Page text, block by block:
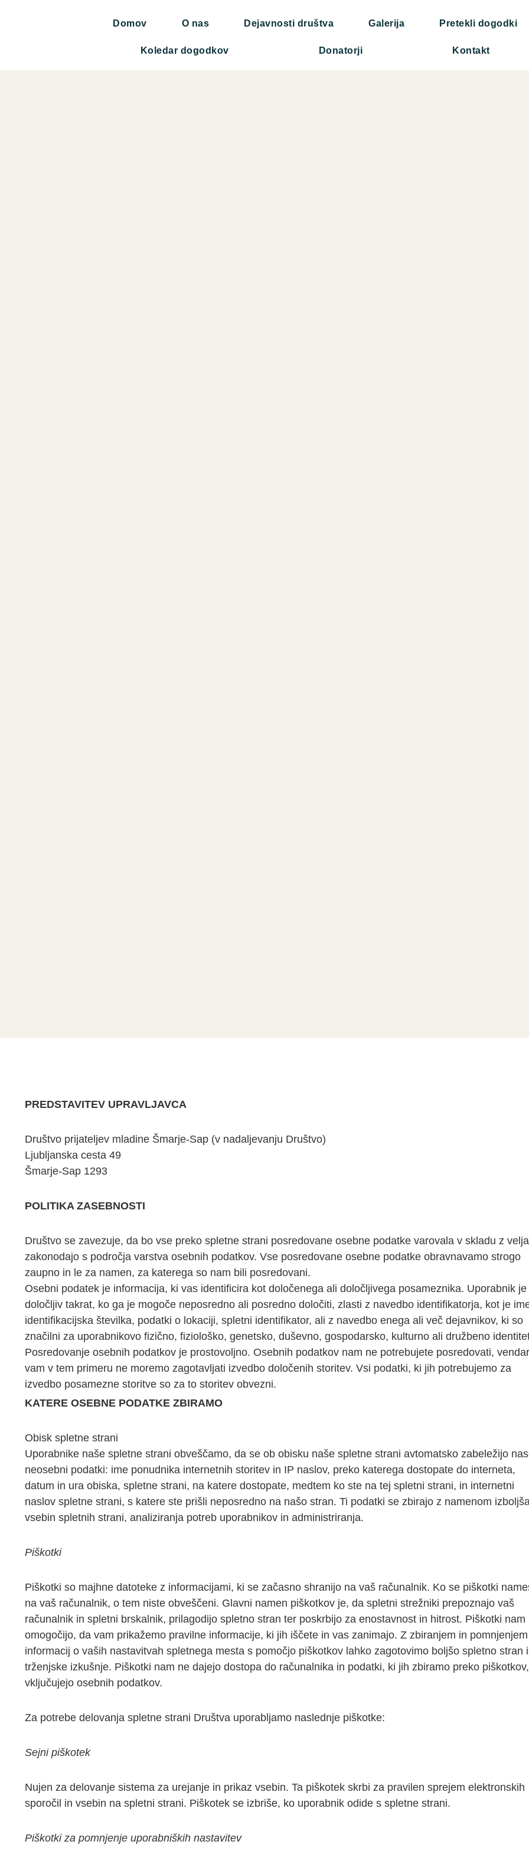
Domov O nas Dejavnosti društva Galerija Pretekli dogodki
Koledar dogodkov Donatorji Kontakt
PREDSTAVITEV UPRAVLJAVCA
Društvo prijateljev mladine Šmarje-Sap (v nadaljevanju Društvo)
Ljubljanska cesta 49
Šmarje-Sap 1293
POLITIKA ZASEBNOSTI
Društvo se zavezuje, da bo vse preko spletne strani posredovane osebne podatke varovala v skladu z
zakonodajo s področja varstva osebnih podatkov. Vse posredovane osebne podatke obravnavamo strogo
zaupno in le za namen, za katerega so nam bili posredovani.
Osebni podatek je informacija, ki vas identificira kot določenega ali določljivega posameznika. Uporabnik je
določljiv takrat, ko ga je mogoče neposredno ali posredno določiti, zlasti z navedbo identifikatorja, kot je
identifikacijska številka, podatki o lokaciji, spletni identifikator, ali z navedbo enega ali več dejavnikov, ki so
značilni za uporabnikovo fizično, fiziološko, genetsko, duševno, gospodarsko, kulturno ali družbeno
Posredovanje osebnih podatkov je prostovoljno. Osebnih podatkov nam ne potrebujete posredovati,
vam v tem primeru ne moremo zagotavljati izvedbo določenih storitev. Vsi podatki, ki jih potrebujemo za
izvedbo posamezne storitve so za to storitev obvezni.
KATERE OSEBNE PODATKE ZBIRAMO
Obisk spletne strani
Uporabnike naše spletne strani obveščamo, da se ob obisku naše spletne strani avtomatsko zabeležijo
neosebni podatki: ime ponudnika internetnih storitev in IP naslov, preko katerega dostopate do interneta,
datum in ura obiska, spletne strani, na katere dostopate, medtem ko ste na tej spletni strani, in internetni
naslov spletne strani, s katere ste prišli neposredno na našo stran. Ti podatki se zbirajo z namenom
vsebin spletnih strani, analiziranja potreb uporabnikov in administriranja.
Piškotki
Piškotki so majhne datoteke z informacijami, ki se začasno shranijo na vaš računalnik. Ko se piškotki
na vaš računalnik, o tem niste obveščeni. Glavni namen piškotkov je, da spletni strežniki prepoznajo vaš
računalnik in spletni brskalnik, prilagodijo spletno stran ter poskrbijo za enostavnost in hitrost. Piškotki nam
omogočijo, da vam prikažemo pravilne informacije, ki jih iščete in vas zanimajo. Z zbiranjem in pomnjenjem
informacij o vaših nastavitvah spletnega mesta s pomočjo piškotkov lahko zagotovimo boljšo spletno stran
trženjske izkušnje. Piškotki nam ne dajejo dostopa do računalnika in podatki, ki jih zbiramo preko
vključujejo osebnih podatkov.
Za potrebe delovanja spletne strani Društva uporabljamo naslednje piškotke:
Sejni piškotek
Nujen za delovanje sistema za urejanje in prikaz vsebin. Ta piškotek skrbi za pravilen sprejem elektronskih
sporočil in vsebin na spletni strani. Piškotek se izbriše, ko uporabnik odide s spletne strani.
Piškotki za pomnjenje uporabniških nastavitev